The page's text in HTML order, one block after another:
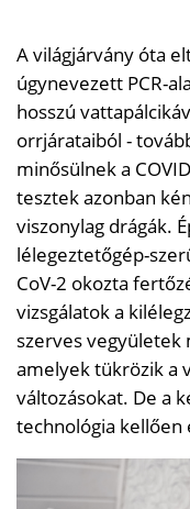
A világjárvány óta
úgynevezett PCR-
hosszú
orrjárataiból -
minősülnek a
tesztek azonban
viszonylag drágák.
lélegeztetőgép-
CoV-2 okozta
vizsgálatok a
szerves vegyületek
amelyek tükrözik a
változásokat. De a
technológia kellően